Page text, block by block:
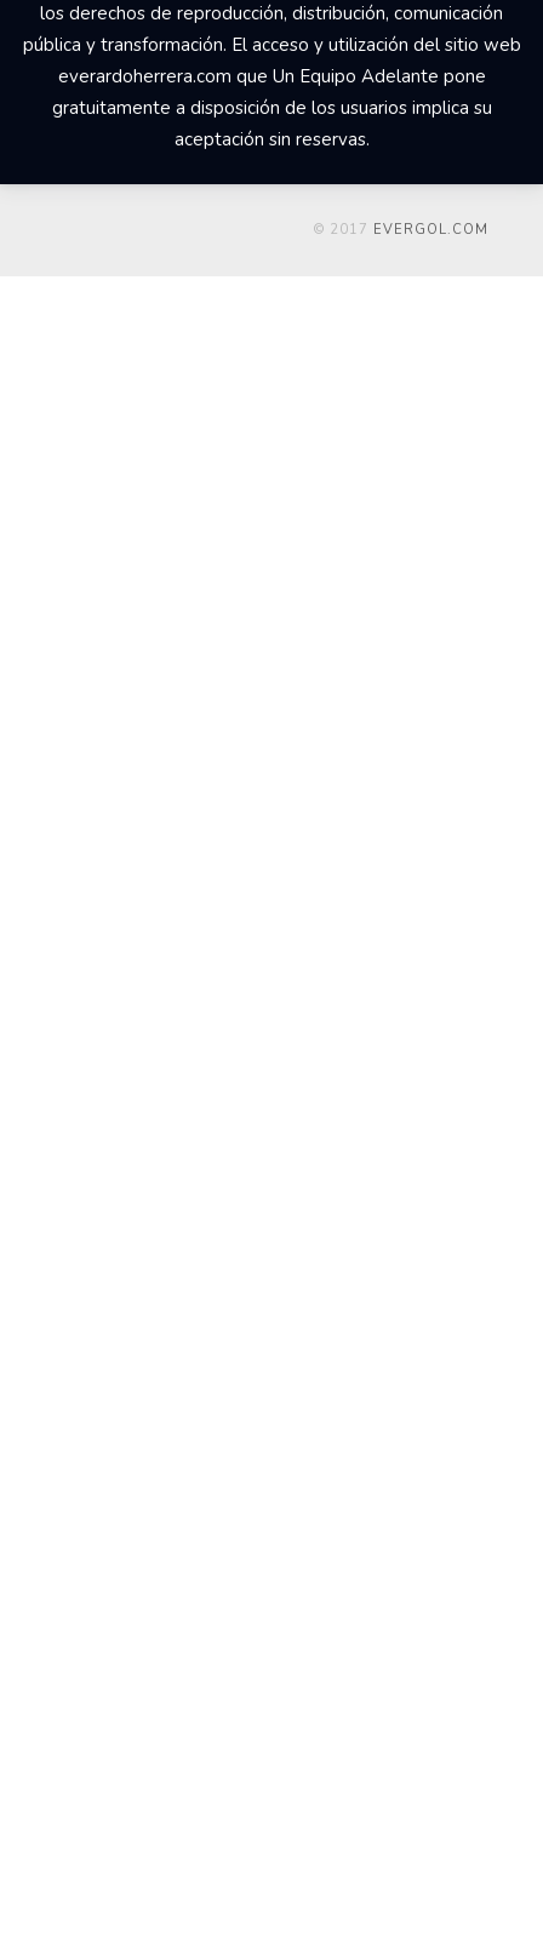
los derechos de reproducción, distribución, comunicación
pública y transformación. El acceso y utilización del sitio web
everardoherrera.com que Un Equipo Adelante pone
gratuitamente a disposición de los usuarios implica su
aceptación sin reservas.
© 2017 EVERGOL.COM